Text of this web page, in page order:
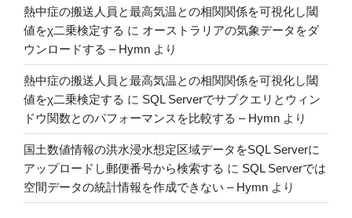
熱中症の搬送人員と最高気温との相関関係を可視化し閾
値をχ二乗検定する に オーストラリアの気象データをダ
ウンロードする – Hymn より
熱中症の搬送人員と最高気温との相関関係を可視化し閾
値をχ二乗検定する に SQL Serverでサブクエリとウィン
ドウ関数とのパフォーマンスを比較する – Hymn より
国土数値情報の洪水浸水想定区域データをSQL Serverに
アップロードし郵便番号から検索する に SQL Serverでは
空間データの統計情報を作成できない – Hymn より